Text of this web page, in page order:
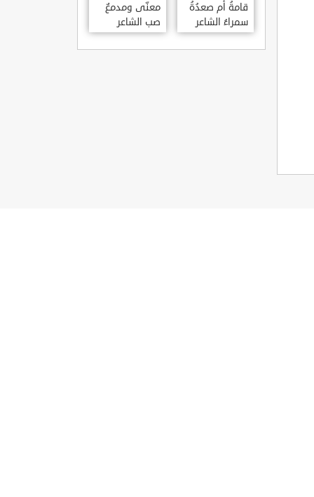
قامةُ أم صعدُةُ
سمراءُ الشاعر
سيف الدين
المشد
معنّى ومدمعٌ
صب الشاعر
سيف الدين
المشد